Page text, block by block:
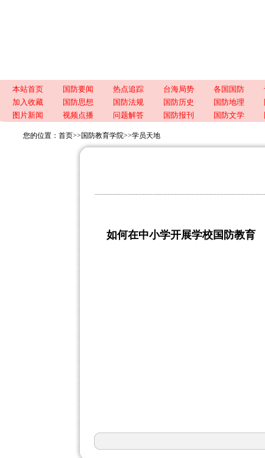
本站首页 国防要闻 热点追踪 台海局势 各国国防
加入收藏
国防思想 国防法规 国防历史 国防地理
图片新闻
视频点播 问题解答 国防报刊 国防文学
您的位置： 首页>> 国防教育学院>>学员天地
如何在中小学开展学校国防教育